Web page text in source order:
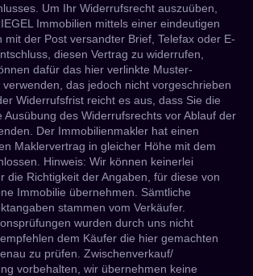
Um Ihr Widerrufsrecht auszuüben,
Immobilien mittels einer eindeutigen
mit der Post versandter Brief, Telefax oder E-
diesen Vertrag zu widerrufen,
dafür das hier verlinkte Muster-
das jedoch nicht vorgeschrieben
Widerrufsfrist reicht es aus, dass Sie die
Ausübung des Widerrufsrechts vor Ablauf der
Der Immobilienmakler hat einen
Maklervertrag in gleicher Höhe mit dem
Hinweis: Wir können keinerlei
die Richtigkeit der Angaben, für diese von
Immobilie übernehmen. Sämtliche
stammen vom Verkäufer.
wurden durch uns nicht
dem Käufer die hier gemachten
zu prüfen. Zwischenverkauf/
vorbehalten, wir übernehmen keine